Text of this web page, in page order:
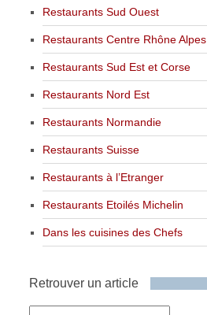
Restaurants Sud Ouest
Restaurants Centre Rhône Alpes
Restaurants Sud Est et Corse
Restaurants Nord Est
Restaurants Normandie
Restaurants Suisse
Restaurants à l’Etranger
Restaurants Etoilés Michelin
Dans les cuisines des Chefs
Retrouver un article